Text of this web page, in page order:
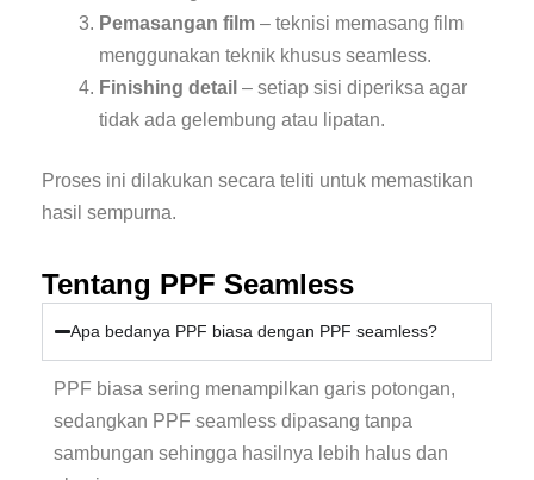
Pemasangan film – teknisi memasang film
menggunakan teknik khusus seamless.
Finishing detail – setiap sisi diperiksa agar
tidak ada gelembung atau lipatan.
Proses ini dilakukan secara teliti untuk memastikan
hasil sempurna.
Tentang PPF Seamless
Apa bedanya PPF biasa dengan PPF seamless?
PPF biasa sering menampilkan garis potongan,
sedangkan PPF seamless dipasang tanpa
sambungan sehingga hasilnya lebih halus dan